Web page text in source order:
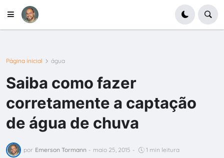
Página inicial água
Saiba como fazer
corretamente a captação
de água de chuva
por Emerson Tormann - maio 25, 2015 - 1 min leitura